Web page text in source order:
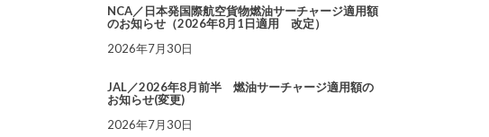
NCA／日本発国際航空貨物燃油サーチャージ適用額
のお知らせ（2026年8月1日適用 改定）
2026年7月30日
JAL／2026年8月前半 燃油サーチャージ適用額の
お知らせ(変更)
2026年7月30日